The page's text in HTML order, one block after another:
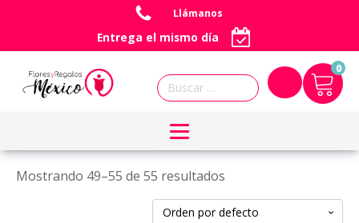
Llámanos
Entrega el mismo día
Buscar: 0
Mostrando 49–55 de 55 resultados